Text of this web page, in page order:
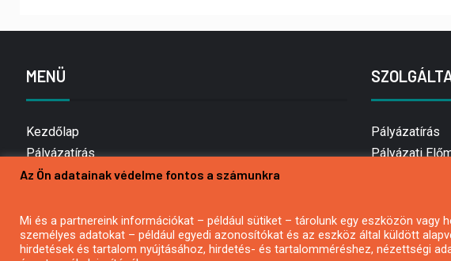
MENÜ
Kezdőlap
Pályázatírás
Bemutatkozás
Hírlevél feliratkozás
Impresszum
Pályázatírás
Pályázati
Pályázatírás
Az Ön adatainak védelme fontos a számunkra
Mi és a partnereink információkat – például sütiket – tárolunk egy eszközön
személyes adatokat – például egyedi azonosítókat és az eszköz által küldött
hirdetések és tartalom nyújtásához, hirdetés- és tartalomméréshez, nézettségi